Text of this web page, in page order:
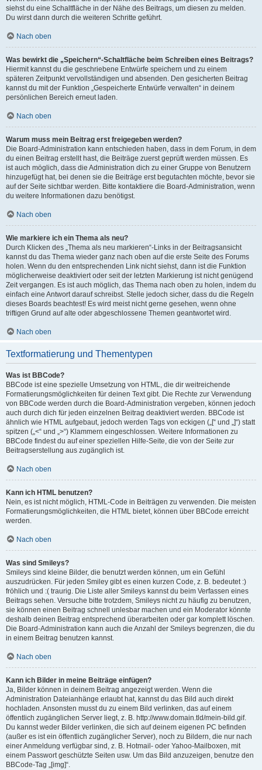
siehst du eine Schaltfläche in der Nähe des Beitrags, um diesen zu melden.
Du wirst dann durch die weiteren Schritte geführt.
Nach oben
Was bewirkt die „Speichern“-Schaltfläche beim Schreiben eines Beitrags?
Hiermit kannst du die geschriebene Entwürfe speichern und zu einem
späteren Zeitpunkt vervollständigen und absenden. Den gesicherten Beitrag
kannst du mit der Funktion „Gespeicherte Entwürfe verwalten“ in deinem
persönlichen Bereich erneut laden.
Nach oben
Warum muss mein Beitrag erst freigegeben werden?
Die Board-Administration kann entschieden haben, dass in dem Forum, in dem
du einen Beitrag erstellt hast, die Beiträge zuerst geprüft werden müssen. Es
ist auch möglich, dass die Administration dich zu einer Gruppe von Benutzern
hinzugefügt hat, bei denen sie die Beiträge erst begutachten möchte, bevor sie
auf der Seite sichtbar werden. Bitte kontaktiere die Board-Administration, wenn
du weitere Informationen dazu benötigst.
Nach oben
Wie markiere ich ein Thema als neu?
Durch Klicken des „Thema als neu markieren“-Links in der Beitragsansicht
kannst du das Thema wieder ganz nach oben auf die erste Seite des Forums
holen. Wenn du den entsprechenden Link nicht siehst, dann ist die Funktion
möglicherweise deaktiviert oder seit der letzten Markierung ist nicht genügend
Zeit vergangen. Es ist auch möglich, das Thema nach oben zu holen, indem du
einfach eine Antwort darauf schreibst. Stelle jedoch sicher, dass du die Regeln
dieses Boards beachtest! Es wird meist nicht gerne gesehen, wenn ohne
triftigen Grund auf alte oder abgeschlossene Themen geantwortet wird.
Nach oben
Textformatierung und Thementypen
Was ist BBCode?
BBCode ist eine spezielle Umsetzung von HTML, die dir weitreichende
Formatierungsmöglichkeiten für deinen Text gibt. Die Rechte zur Verwendung
von BBCode werden durch die Board-Administration vergeben, können jedoch
auch durch dich für jeden einzelnen Beitrag deaktiviert werden. BBCode ist
ähnlich wie HTML aufgebaut, jedoch werden Tags von eckigen („[“ und „]“) statt
spitzen („<“ und „>“) Klammern eingeschlossen. Weitere Informationen zu
BBCode findest du auf einer speziellen Hilfe-Seite, die von der Seite zur
Beitragserstellung aus zugänglich ist.
Nach oben
Kann ich HTML benutzen?
Nein, es ist nicht möglich, HTML-Code in Beiträgen zu verwenden. Die meisten
Formatierungsmöglichkeiten, die HTML bietet, können über BBCode erreicht
werden.
Nach oben
Was sind Smileys?
Smileys sind kleine Bilder, die benutzt werden können, um ein Gefühl
auszudrücken. Für jeden Smiley gibt es einen kurzen Code, z. B. bedeutet :)
fröhlich und :( traurig. Die Liste aller Smileys kannst du beim Verfassen eines
Beitrags sehen. Versuche bitte trotzdem, Smileys nicht zu häufig zu benutzen,
sie können einen Beitrag schnell unlesbar machen und ein Moderator könnte
deshalb deinen Beitrag entsprechend überarbeiten oder gar komplett löschen.
Die Board-Administration kann auch die Anzahl der Smileys begrenzen, die du
in einem Beitrag benutzen kannst.
Nach oben
Kann ich Bilder in meine Beiträge einfügen?
Ja, Bilder können in deinem Beitrag angezeigt werden. Wenn die
Administration Dateianhänge erlaubt hat, kannst du das Bild auch direkt
hochladen. Ansonsten musst du zu einem Bild verlinken, das auf einem
öffentlich zugänglichen Server liegt, z. B. http://www.domain.tld/mein-bild.gif.
Du kannst weder Bilder verlinken, die sich auf deinem eigenen PC befinden
(außer es ist ein öffentlich zugänglicher Server), noch zu Bildern, die nur nach
einer Anmeldung verfügbar sind, z. B. Hotmail- oder Yahoo-Mailboxen, mit
einem Passwort geschützte Seiten usw. Um das Bild anzuzeigen, benutze den
BBCode-Tag „[img]“.